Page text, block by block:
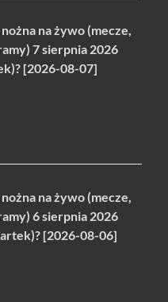
nożna na żywo (mecze,
7 sierpnia 2026
[2026-08-07]
nożna na żywo (mecze,
6 sierpnia 2026
[2026-08-06]